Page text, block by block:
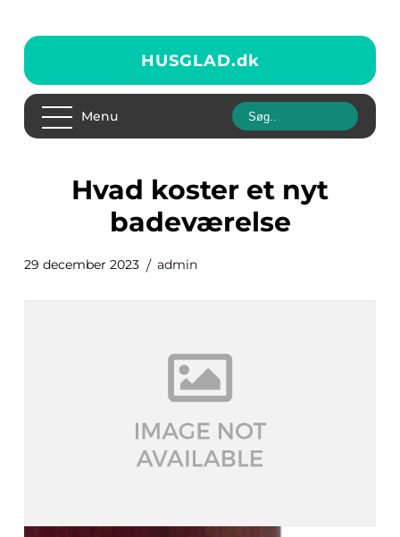
HUSGLAD.dk
Menu
hvad koster et nyt
badeværelse
29 december 2023 admin